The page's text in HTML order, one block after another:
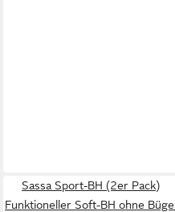
Sassa Sport-BH (2er Pack)
Funktioneller Soft-BH ohne Bügel